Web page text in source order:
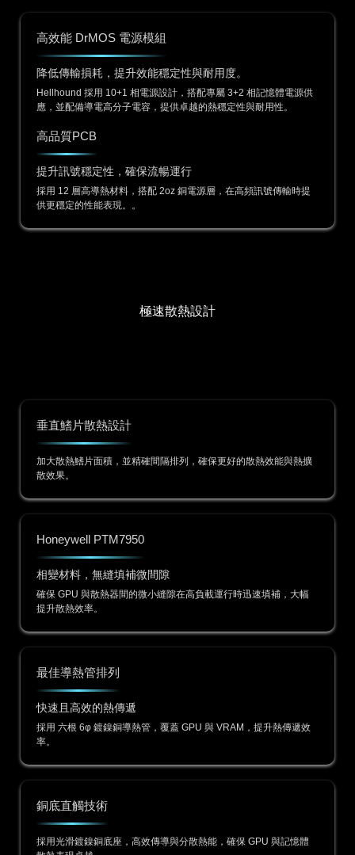
高效能 DrMOS 電源模組
降低傳輸損耗，提升效能穩定性與耐用度。
Hellhound 採用 10+1 相電源設計，搭配專屬 3+2 相記憶體電源供
應，並配備導電高分子電容，提供卓越的熱穩定性與耐用性。
高品質PCB
提升訊號穩定性，確保流暢運行
採用 12 層高導熱材料，搭配 2oz 銅電源層，在高頻訊號傳輸時提
供更穩定的性能表現。。
極速散熱設計
垂直鰭片散熱設計
加大散熱鰭片面積，並精確間隔排列，確保更好的散熱效能與熱擴
散效果。
Honeywell PTM7950
相變材料，無縫填補微間隙
確保 GPU 與散熱器間的微小縫隙在高負載運行時迅速填補，大幅
提升散熱效率。
最佳導熱管排列
快速且高效的熱傳遞
採用 六根 6φ 鍍鎳銅導熱管，覆蓋 GPU 與 VRAM，提升熱傳遞效
率。
銅底直觸技術
採用光滑鍍鎳銅底座，高效傳導與分散熱能，確保 GPU 與記憶體